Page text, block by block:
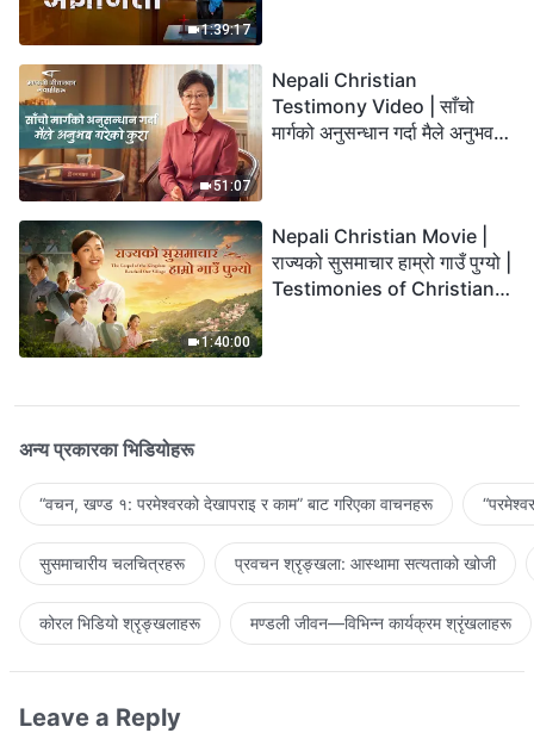
1:39:17
51:07
Nepali Christian
Testimony Video | साँचो
मार्गको अनुसन्धान गर्दा मैले अनुभव
1:40:00
Nepali Christian Movie |
राज्यको सुसमाचार हाम्रो गाउँ पुग्यो |
Testimonies of Christians
अन्य प्रकारका भिडियोहरू
“वचन, खण्ड १: परमेश्‍वरको देखापराइ र काम” बाट गरिएका वाचनहरू
सुसमाचारीय चलचित्रहरू प्रवचन श्रृङ्खला: आस्थामा सत्यताको खोजी
कोरल भिडियो श्रृङ्खलाहरू मण्डली जीवन—विभिन्‍न कार्यक्रम श्रृंखलाहरू
Leave a Reply